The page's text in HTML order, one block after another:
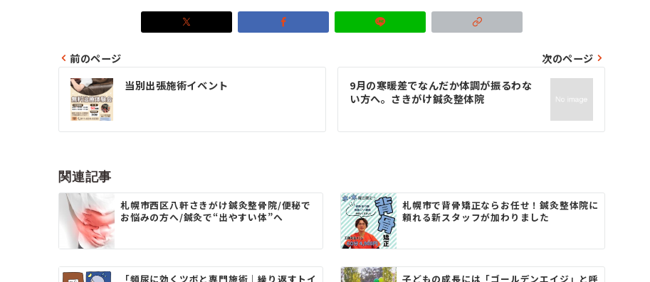
投
稿
ナ
ゲ
ー
シ
ョ
ン
前のページ
当別出張施術イベント
次のページ
9月の寒暖差でなんだか体調が振るわな
い方へ。さきがけ鍼灸整体院
関連記事
札幌市西区八軒さきがけ鍼灸整骨院/便秘で
お悩みの方へ/鍼灸で“出やすい体”へ
札幌市で背骨矯正ならお任せ！鍼灸整体院に
頼れる新スタッフが加わりました
「頻尿に効くツボと専門施術｜繰り返すトイ
子どもの成長には「ゴールデンエイジ」と呼